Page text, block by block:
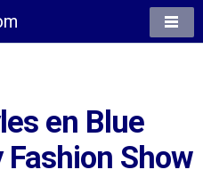
en Blue
Show